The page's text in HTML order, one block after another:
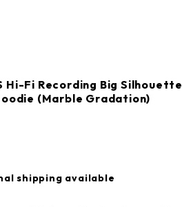
Hi-Fi Recording Big Silhouette
(Marble Gradation)
shipping available